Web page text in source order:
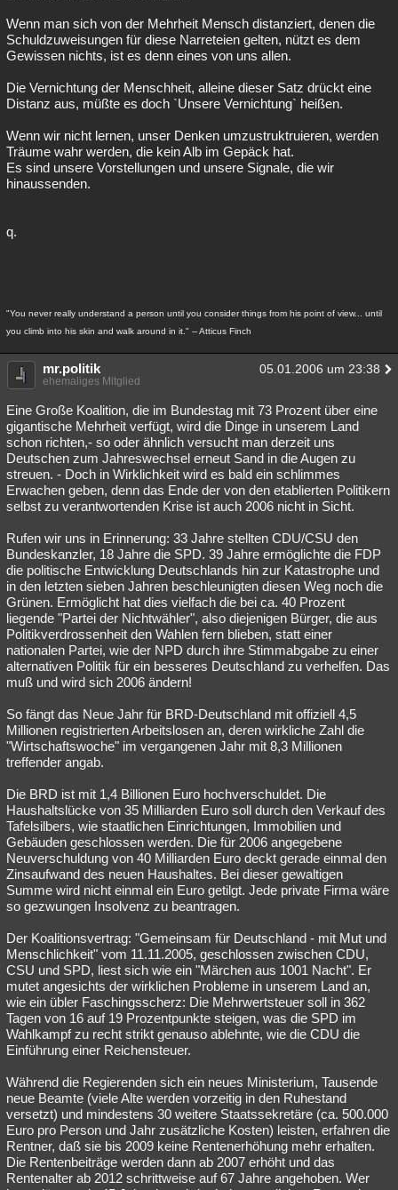
Wenn man sich von der Mehrheit Mensch distanziert, denen die
Schuldzuweisungen für diese Narreteien gelten, nützt es dem
Gewissen nichts, ist es denn eines von uns allen.
Die Vernichtung der Menschheit, alleine dieser Satz drückt eine
Distanz aus, müßte es doch `Unsere Vernichtung` heißen.
Wenn wir nicht lernen, unser Denken umzustruktruieren, werden
Träume wahr werden, die kein Alb im Gepäck hat.
Es sind unsere Vorstellungen und unsere Signale, die wir
hinaussenden.
q.
"You never really understand a person until you consider things from his point of view... until
you climb into his skin and walk around in it." -- Atticus Finch
mr.politik 05.01.2006 um 23:38
ehemaliges Mitglied
Eine Große Koalition, die im Bundestag mit 73 Prozent über eine
gigantische Mehrheit verfügt, wird die Dinge in unserem Land
schon richten,- so oder ähnlich versucht man derzeit uns
Deutschen zum Jahreswechsel erneut Sand in die Augen zu
streuen. - Doch in Wirklichkeit wird es bald ein schlimmes
Erwachen geben, denn das Ende der von den etablierten Politikern
selbst zu verantwortenden Krise ist auch 2006 nicht in Sicht.
Rufen wir uns in Erinnerung: 33 Jahre stellten CDU/CSU den
Bundeskanzler, 18 Jahre die SPD. 39 Jahre ermöglichte die FDP
die politische Entwicklung Deutschlands hin zur Katastrophe und
in den letzten sieben Jahren beschleunigten diesen Weg noch die
Grünen. Ermöglicht hat dies vielfach die bei ca. 40 Prozent
liegende "Partei der Nichtwähler", also diejenigen Bürger, die aus
Politikverdrossenheit den Wahlen fern blieben, statt einer
nationalen Partei, wie der NPD durch ihre Stimmabgabe zu einer
alternativen Politik für ein besseres Deutschland zu verhelfen. Das
muß und wird sich 2006 ändern!
So fängt das Neue Jahr für BRD-Deutschland mit offiziell 4,5
Millionen registrierten Arbeitslosen an, deren wirkliche Zahl die
"Wirtschaftswoche" im vergangenen Jahr mit 8,3 Millionen
treffender angab.
Die BRD ist mit 1,4 Billionen Euro hochverschuldet. Die
Haushaltslücke von 35 Milliarden Euro soll durch den Verkauf des
Tafelsilbers, wie staatlichen Einrichtungen, Immobilien und
Gebäuden geschlossen werden. Die für 2006 angegebene
Neuverschuldung von 40 Milliarden Euro deckt gerade einmal den
Zinsaufwand des neuen Haushaltes. Bei dieser gewaltigen
Summe wird nicht einmal ein Euro getilgt. Jede private Firma wäre
so gezwungen Insolvenz zu beantragen.
Der Koalitionsvertrag: "Gemeinsam für Deutschland - mit Mut und
Menschlichkeit" vom 11.11.2005, geschlossen zwischen CDU,
CSU und SPD, liest sich wie ein "Märchen aus 1001 Nacht". Er
mutet angesichts der wirklichen Probleme in unserem Land an,
wie ein übler Faschingsscherz: Die Mehrwertsteuer soll in 362
Tagen von 16 auf 19 Prozentpunkte steigen, was die SPD im
Wahlkampf zu recht strikt genauso ablehnte, wie die CDU die
Einführung einer Reichensteuer.
Während die Regierenden sich ein neues Ministerium, Tausende
neue Beamte (viele Alte werden vorzeitig in den Ruhestand
versetzt) und mindestens 30 weitere Staatssekretäre (ca. 500.000
Euro pro Person und Jahr zusätzliche Kosten) leisten, erfahren die
Rentner, daß sie bis 2009 keine Rentenerhöhung mehr erhalten.
Die Rentenbeiträge werden dann ab 2007 erhöht und das
Rentenalter ab 2012 schrittweise auf 67 Jahre angehoben. Wer